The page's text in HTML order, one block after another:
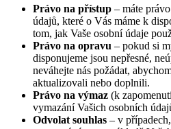
Právo na přístup – máte
údajů, které o Vás máme k
tom, jak Vaše osobní údaje
Právo na opravu – pokud si
disponujeme jsou nepřesné,
neváhejte nás požádat,
aktualizovali nebo doplnili.
Právo na výmaz (k
vymazání Vašich osobních
Odvolat souhlas – v